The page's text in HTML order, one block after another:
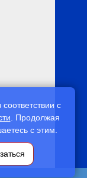
с
. Продолжая
с этим.